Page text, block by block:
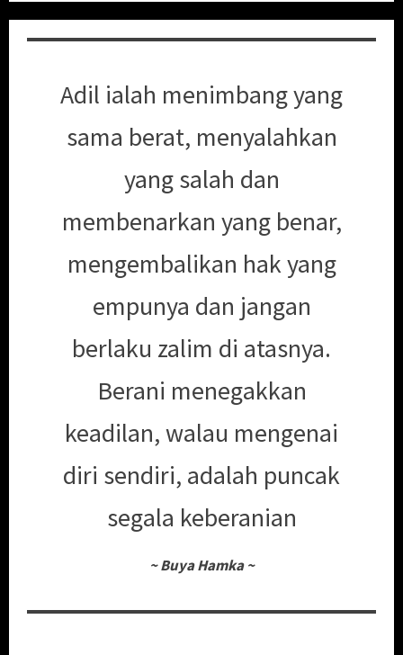
Adil ialah menimbang yang
sama berat, menyalahkan
yang salah dan
membenarkan yang benar,
mengembalikan hak yang
empunya dan jangan
berlaku zalim di atasnya.
Berani menegakkan
keadilan, walau mengenai
diri sendiri, adalah puncak
segala keberanian
~ Buya Hamka ~